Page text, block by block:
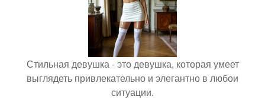
Стильная девушка - это девушка, которая умеет
выглядеть привлекательно и элегантно в любои
ситуации.